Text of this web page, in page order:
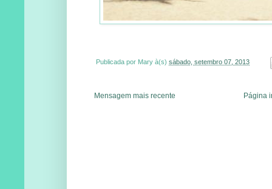
Publicada por Mary à(s) sábado, setembro 07, 2013
Mensagem mais recente Página